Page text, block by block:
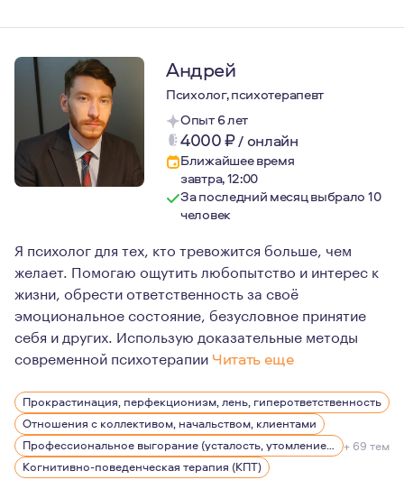
Андрей
Психолог, психотерапевт
Опыт 6 лет
4000₽/ онлайн
Ближайшее время
завтра, 12:00
За последний месяц выбрало 10
человек
Я психолог для тех, кто тревожится больше, чем
желает. Помогаю ощутить любопытство и интерес к
жизни, обрести ответственность за своё
эмоциональное состояние, безусловное принятие
себя и других. Использую доказательные методы
современной психотерапии Читать еще
Я являюсь членом Ассоциации когнитивно-
Прокрастинация, перфекционизм, лень, гиперответственность
Отношения с коллективом, начальством, клиентами
Профессиональное выгорание (усталость, утомление), стрессы
+ 69 тем
Когнитивно-поведенческая терапия (КПТ)